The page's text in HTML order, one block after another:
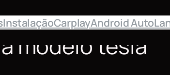
InstalaçãoCarplayAndroid Auto
modelo tesla